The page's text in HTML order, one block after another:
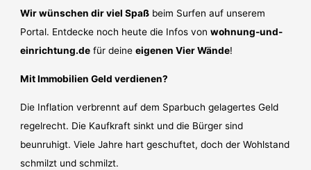
Wir wünschen dir viel Spaß beim Surfen auf unserem
Portal. Entdecke noch heute die Infos vonwohnung-und-
einrichtung.de für deineeigenen Vier Wände!
Mit Immobilien Geld verdienen?
Die Inflation verbrennt auf dem Sparbuch gelagertes Geld
regelrecht. Die Kaufkraft sinkt und die Bürger sind
beunruhigt. Viele Jahre hart geschuftet, doch der Wohlstand
schmilzt und schmilzt.